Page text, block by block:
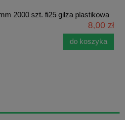
2000 szt. fi25 gilza plastikowa
8,00 zł
do koszyka